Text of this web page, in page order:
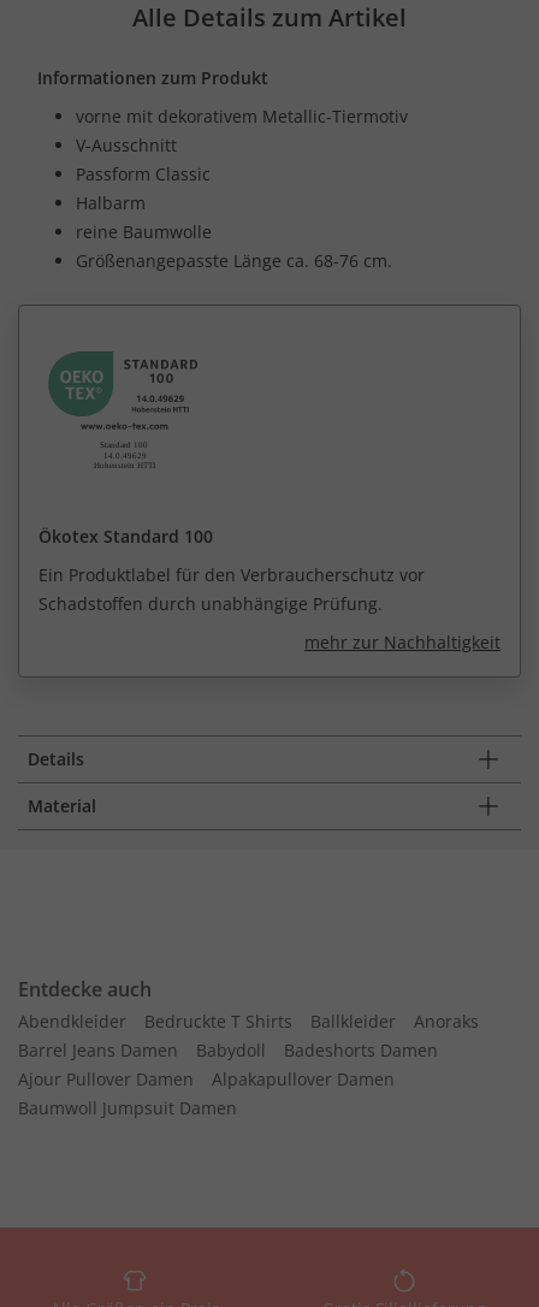
Alle Details zum Artikel
Informationen zum Produkt
vorne mit dekorativem Metallic-Tiermotiv
V-Ausschnitt
Passform Classic
Halbarm
reine Baumwolle
Größenangepasste Länge ca. 68-76 cm.
Ökotex Standard 100
Ein Produktlabel für den Verbraucherschutz vor
Schadstoffen durch unabhängige Prüfung.
mehr zur Nachhaltigkeit
Details
Material
Entdecke auch
Abendkleider Bedruckte T Shirts Ballkleider
Anoraks
Barrel Jeans Damen
Babydoll
Badeshorts Damen
Ajour Pullover Damen
Alpakapullover Damen
Baumwoll Jumpsuit Damen